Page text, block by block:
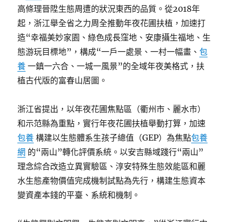
高條理晉陞生態周遭的狀況東西的品質。從2018年
起，浙江舉全省之力周全推動年夜花圃扶植，加速打
造“幸福美妙家園、綠色成長窪地、安康攝生福地、生
態游玩目標地”，構成“一戶一處景、一村一幅畫、包
養 一鎮一六合、一城一風景”的全域年夜美格式，扶
植古代版的富春山居圖。
浙江省提出，以年夜花圃焦點區（衢州市、麗水市）
和示范縣為重點，實行年夜花圃扶植舉動打算，加速
包養 構建以生態體系生孩子總值（GEP）為焦點包養
網 的“兩山”轉化評價系統。以安吉縣域踐行“兩山”
理念綜合改造立異實驗區、淳安特殊生態效能區和麗
水生態產物價值完成機制試點為先行，構建生態資本
變資產本錢的平臺、系統和機制。